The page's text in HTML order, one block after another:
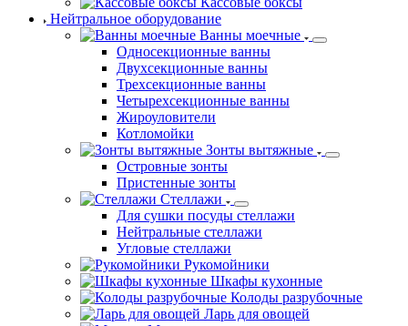
Нейтральное оборудование
Ванны моечные
Односекционные ванны
Двухсекционные ванны
Трехсекционные ванны
Четырехсекционные ванны
Жироуловители
Котломойки
Зонты вытяжные
Островные зонты
Пристенные зонты
Стеллажи
Для сушки посуды стеллажи
Нейтральные стеллажи
Угловые стеллажи
Рукомойники
Шкафы кухонные
Колоды разрубочные
Ларь для овощей